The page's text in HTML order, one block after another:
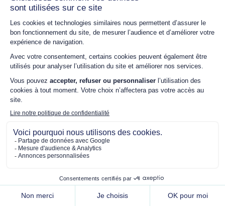
L’EXPERT FENÊTRE,
SPÉCIALISTE DE LA
RÉNOVATION DE VOTRE
MAISON !
Parce que nous sommes conscients qu’avoir une maison n’est
pas de tout repos : mauvaise isolation, courants d’air, manque
de lumière, nos Experts vous accompagnent pour votre projet
vérandas, portails que ce soit dans le cadre d’une
rénovationou d’un projet de construction dans le neuf.